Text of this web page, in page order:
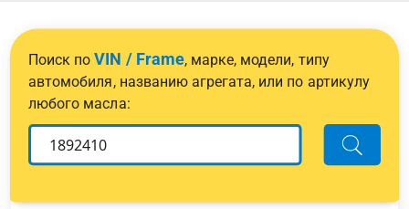
Поиск поVIN / Frame, марке, модели, типу
автомобиля, названию агрегата, или по артикулу
любого масла: